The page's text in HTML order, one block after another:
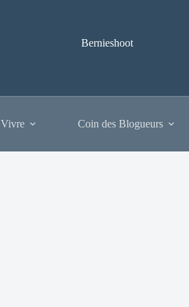
Bernieshoot
Coin des Blogueurs